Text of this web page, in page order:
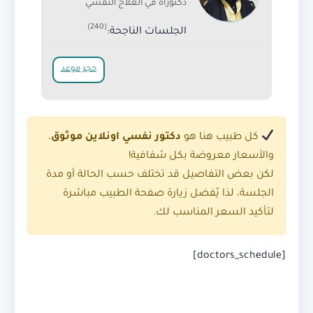
دكتوراة في العلاج النفسي
الجلسات الناجحة:(240)
حجز موعد
كل طبيب هنا هو دكتور نفسي اونلاين موثوق،
والأسعار معروضة بكل شفافية!
لكن بعض التفاصيل قد تختلف حسب الحالة أو مدة
الجلسة، لذا يُفضل زيارة صفحة الطبيب مباشرة
لتأكيد السعر المناسب لك.
[doctors_schedule]